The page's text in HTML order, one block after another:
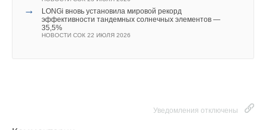
→
LONGi вновь установила мировой рекорд
эффективности тандемных солнечных элементов —
35,5%
НОВОСТИ СОК 22 ИЮЛЯ 2026
Уведомления отключены
Текст комментария